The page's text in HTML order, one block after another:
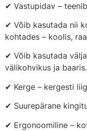
✔ Vastupidav –
✔ Võib kasutada nii
kohtades – koolis,
✔ Võib kasutada
välikohvikus ja
✔ Kerge – kergesti
✔ Suurepärane
✔ Ergonoomiline –